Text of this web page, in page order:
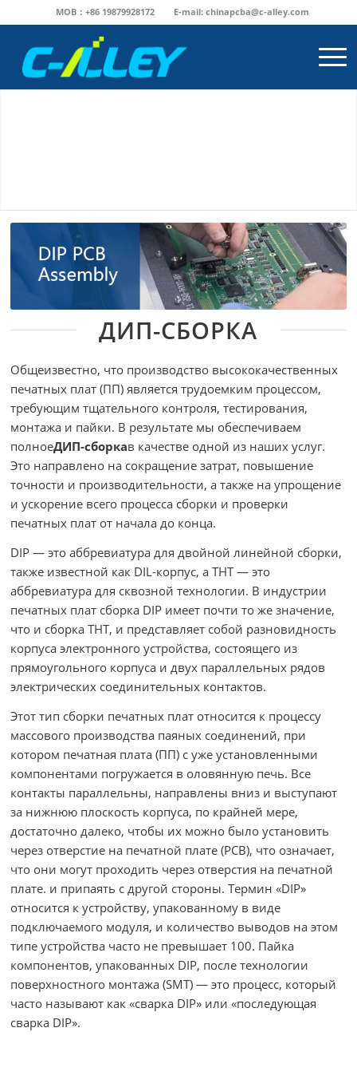
MOB：+86 19879928172 E-mail: chinapcba@c-alley.com
ДИП-СБОРКА
Общеизвестно, что производство высококачественных
печатных плат (ПП) является трудоемким процессом,
требующим тщательного контроля, тестирования,
монтажа и пайки. В результате мы обеспечиваем
полноеДИП-сборкав качестве одной из наших услуг.
Это направлено на сокращение затрат, повышение
точности и производительности, а также на упрощение
и ускорение всего процесса сборки и проверки
печатных плат от начала до конца.
DIP — это аббревиатура для двойной линейной сборки,
также известной как DIL-корпус, а THT — это
аббревиатура для сквозной технологии. В индустрии
печатных плат сборка DIP имеет почти то же значение,
что и сборка THT, и представляет собой разновидность
корпуса электронного устройства, состоящего из
прямоугольного корпуса и двух параллельных рядов
электрических соединительных контактов.
Этот тип сборки печатных плат относится к процессу
массового производства паяных соединений, при
котором печатная плата (ПП) с уже установленными
компонентами погружается в оловянную печь. Все
контакты параллельны, направлены вниз и выступают
за нижнюю плоскость корпуса, по крайней мере,
достаточно далеко, чтобы их можно было установить
через отверстие на печатной плате (PCB), что означает,
что они могут проходить через отверстия на печатной
плате. и припаять с другой стороны. Термин «DIP»
относится к устройству, упакованному в виде
подключаемого модуля, и количество выводов на этом
типе устройства часто не превышает 100. Пайка
компонентов, упакованных DIP, после технологии
поверхностного монтажа (SMT) — это процесс, который
часто называют как «сварка DIP» или «последующая
сварка DIP».